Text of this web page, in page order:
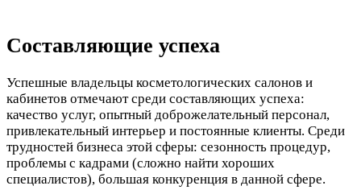
Составляющие успеха
Успешные владельцы косметологических салонов и
кабинетов отмечают среди составляющих успеха:
качество услуг, опытный доброжелательный персонал,
привлекательный интерьер и постоянные клиенты. Среди
трудностей бизнеса этой сферы: сезонность процедур,
проблемы с кадрами (сложно найти хороших
специалистов), большая конкуренция в данной сфере.